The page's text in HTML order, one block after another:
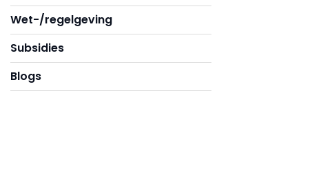
Wet-/regelgeving
Subsidies
Blogs